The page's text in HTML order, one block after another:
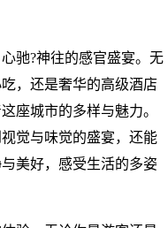
驰?神往的感官盛宴。无
，还是奢华的高级酒店
座城市的多样与魅力。
觉与味觉的盛宴，还能
美好，感受生活的多姿